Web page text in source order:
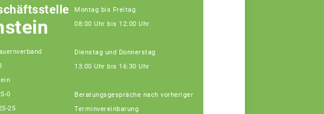
0
25
Montag bis Freitag
08:00 Uhr bis 12:00 Uhr
Dienstag und Donnerstag
13:00 Uhr bis 16:30 Uhr
Beratungsgespräche nach vorheriger
Terminvereinbarung